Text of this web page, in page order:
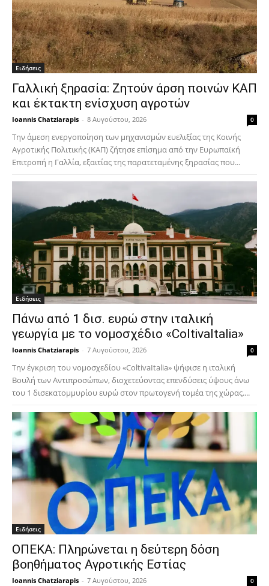
Ειδήσεις
Γαλλική ξηρασία: Ζητούν άρση ποινών ΚΑΠ
και έκτακτη ενίσχυση αγροτών
Ioannis Chatziarapis - 8 Αυγούστου, 2026 0
Την άμεση ενεργοποίηση των μηχανισμών ευελιξίας της Κοινής
Αγροτικής Πολιτικής (ΚΑΠ) ζήτησε επίσημα από την Ευρωπαϊκή
Επιτροπή η Γαλλία, εξαιτίας της παρατεταμένης ξηρασίας που...
Ειδήσεις
Πάνω από 1 δισ. ευρώ στην ιταλική
γεωργία με το νομοσχέδιο «ColtivaItalia»
Ioannis Chatziarapis - 7 Αυγούστου, 2026 0
Την έγκριση του νομοσχεδίου «ColtivaItalia» ψήφισε η ιταλική
Βουλή των Αντιπροσώπων, διοχετεύοντας επενδύσεις ύψους άνω
του 1 δισεκατομμυρίου ευρώ στον πρωτογενή τομέα της χώρας....
Ειδήσεις
ΟΠΕΚΑ: Πληρώνεται η δεύτερη δόση
βοηθήματος Αγροτικής Εστίας
Ioannis Chatziarapis - 7 Αυγούστου, 2026 0